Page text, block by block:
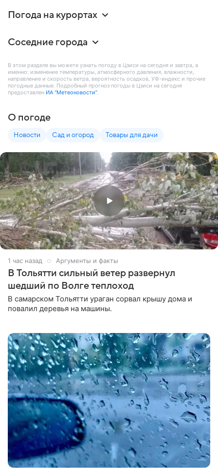
Погода на курортах
Соседние города
В этом разделе вы можете узнать погоду в Цзиси на сегодня и завтра, а
именно: изменение температуры, атмосферного давления, влажности,
направление и скорость ветра, вероятность осадков, УФ-индекс и прочие
погодные данные. Подробный прогноз погоды в Цзиси на сегодня
предоставлен ИА “Метеоновости”.
О погоде
Новости Сад и огород Товары для дачи
1 час назад Аргументы и факты
В Тольятти сильный ветер развернул
шедший по Волге теплоход
В самарском Тольятти ураган сорвал крышу дома и
повалил деревья на машины.